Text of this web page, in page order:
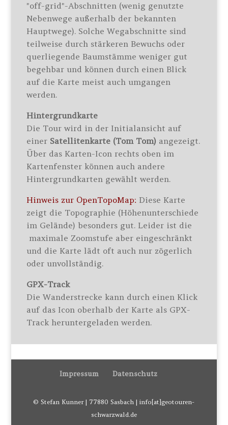
"off-grid"-Abschnitten (wenig genutzte
Nebenwege außerhalb der bekannten
Hauptwege). Solche Wegabschnitte sind
teilweise durch stärkeren Bewuchs oder
querliegende Baumstämme weniger gut
begehbar und können durch einen Blick
auf die Karte meist auch umgangen
werden.
Hintergrundkarte
Die Tour wird in der Initialansicht auf
einer Satellitenkarte (Tom Tom) angezeigt.
Über das Karten-Icon rechts oben im
Kartenfenster können auch andere
Hintergrundkarten gewählt werden.
Hinweis zur OpenTopoMap: Diese Karte
zeigt die Topographie (Höhenunterschiede
im Gelände) besonders gut. Leider ist die
maximale Zoomstufe aber eingeschränkt
und die Karte lädt oft auch nur zögerlich
oder unvollständig.
GPX-Track
Die Wanderstrecke kann durch einen Klick
auf das Icon oberhalb der Karte als GPX-
Track heruntergeladen werden.
Impressum Datenschutz
© Stefan Kunner | 77880 Sasbach | info[at]geotouren-
schwarzwald.de